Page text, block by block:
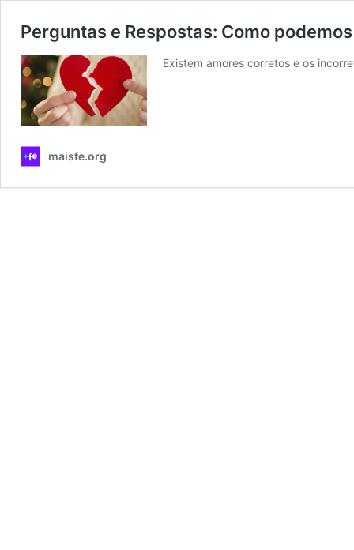
Perguntas e Respostas: Como
Existem amores corretos e os
maisfe.org